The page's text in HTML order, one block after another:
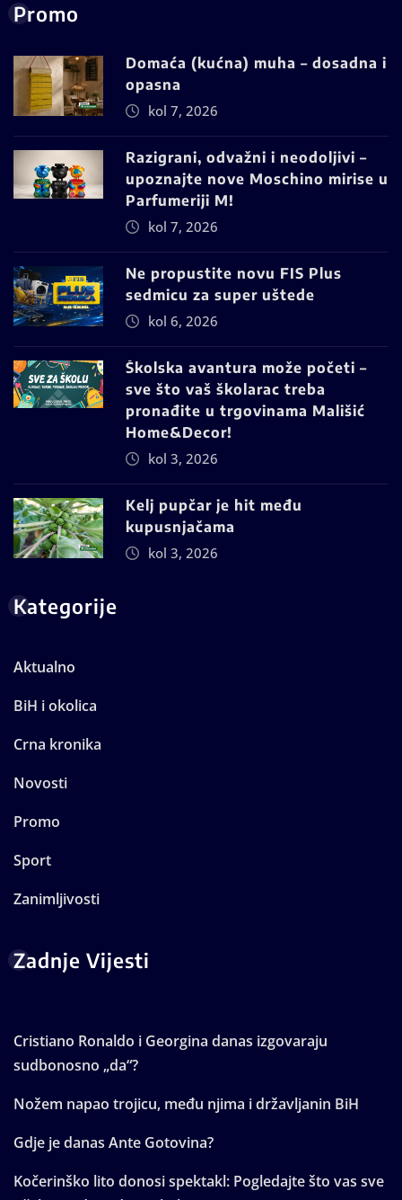
Promo
Domaća (kućna) muha – dosadna i
opasna
kol 7, 2026
Razigrani, odvažni i neodoljivi –
upoznajte nove Moschino mirise u
Parfumeriji M!
kol 7, 2026
Ne propustite novu FIS Plus
sedmicu za super uštede
kol 6, 2026
Školska avantura može početi –
sve što vaš školarac treba
pronađite u trgovinama Mališić
Home&Decor!
kol 3, 2026
Kelj pupčar je hit među
kupusnjačama
kol 3, 2026
Kategorije
Aktualno
BiH i okolica
Crna kronika
Novosti
Promo
Sport
Zanimljivosti
Zadnje Vijesti
Cristiano Ronaldo i Georgina danas izgovaraju
sudbonosno „da“?
Nožem napao trojicu, među njima i državljanin BiH
Gdje je danas Ante Gotovina?
Kočerinško lito donosi spektakl: Pogledajte što vas sve